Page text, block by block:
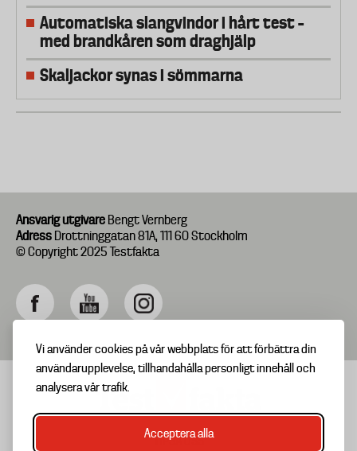
Vi använder cookies på vår webbplats för att förbättra din
användarupplevelse, tillhandahålla personligt innehåll och
analysera vår trafik.
Acceptera alla
Automatiska slangvindor i hårt test –
med brandkåren som draghjälp
Skaljackor synas i sömmarna
Ansvarig utgivare Bengt Vernberg
Adress Drottninggatan 81A, 111 60 Stockholm
© Copyright 2025 Testfakta
TIPSA OSS